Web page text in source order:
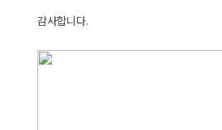
감사합니다.